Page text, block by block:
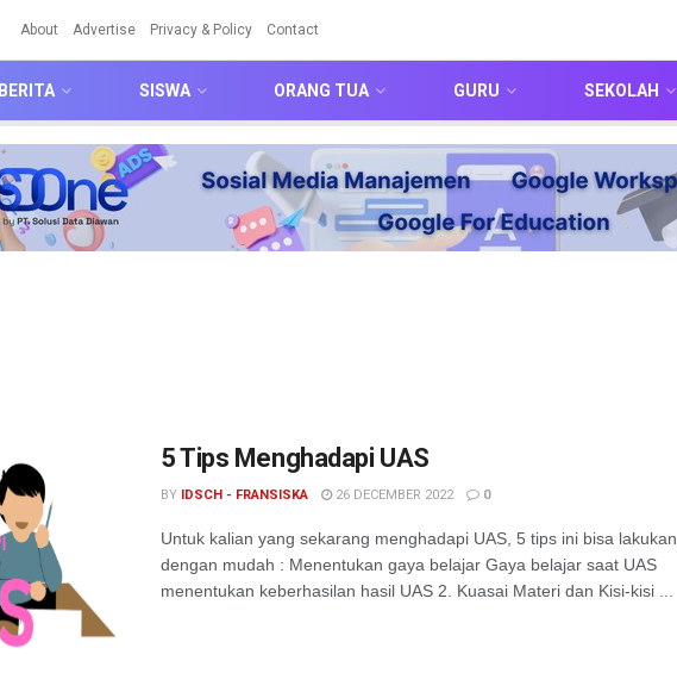
About Advertise Privacy & Policy Contact
BERITA SISWA ORANG TUA GURU SEKOLAH
5 Tips Menghadapi UAS
BY IDSCH - FRANSISKA 26 DECEMBER 2022 0
Untuk kalian yang sekarang menghadapi UAS, 5 tips ini bisa lakukan
dengan mudah : Menentukan gaya belajar Gaya belajar saat UAS
menentukan keberhasilan hasil UAS 2. Kuasai Materi dan Kisi-kisi ...